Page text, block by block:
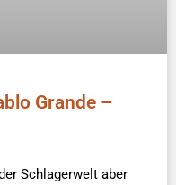
Grande –
Schlagerwelt aber